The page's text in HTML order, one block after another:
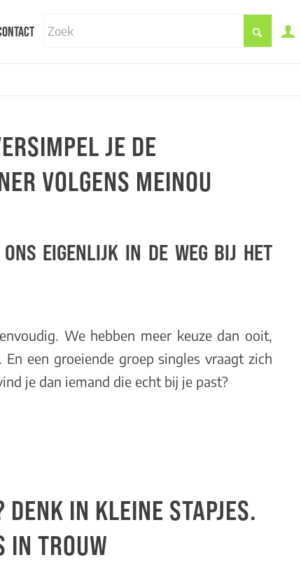
JE DE
VOLGENS MEINOU
EIGENLIJK IN DE WEG BIJ HET
We hebben meer keuze dan ooit,
een groeiende groep singles vraagt zich
je dan iemand die echt bij je past?
IN KLEINE STAPJES.
IN TROUW